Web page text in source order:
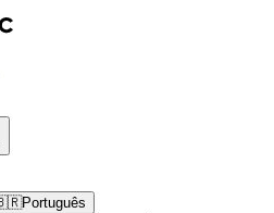
Português